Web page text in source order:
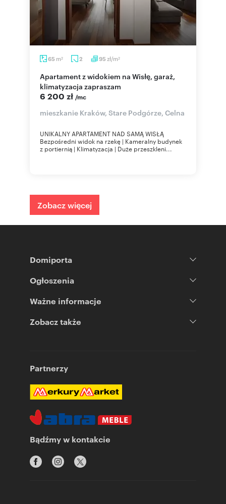
65 m2 2 95 zł/m2
Apartament z widokiem na Wisłę, garaż,
klimatyzacja zapraszam
6 200 zł /mc
mieszkanie Kraków, Stare Podgórze, Celna
UNIKALNY APARTAMENT NAD SAMĄ WISŁĄ
Bezpośredni widok na rzekę | Kameralny budynek
z portiernią | Klimatyzacja | Duże przeszkleni...
Zobacz więcej
Domiporta
Ogłoszenia
Ważne informacje
Zobacz także
Partnerzy
Bądźmy w kontakcie